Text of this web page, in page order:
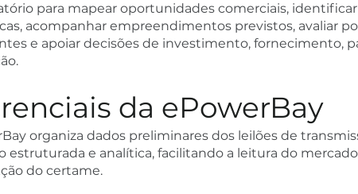
para mapear oportunidades comerciais,
acompanhar empreendimentos previstos, avaliar
e apoiar decisões de investimento, fornecimento,
da ePowerBay
organiza dados preliminares dos leilões de
estruturada e analítica, facilitando a leitura do
do certame.